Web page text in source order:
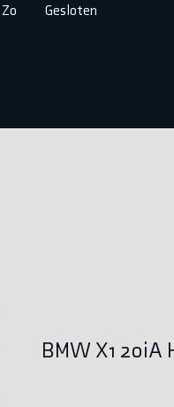
Zo
Gesloten
BMW X1 20iA